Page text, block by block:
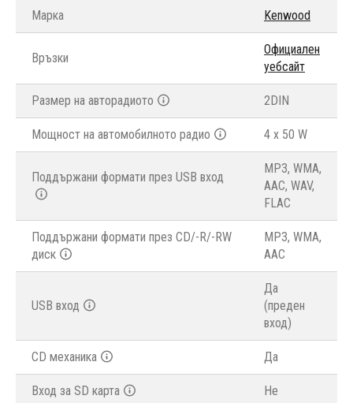
Марка Kenwood
Връзки
Официален
уебсайт
Размер на авторадиото 2DIN
Мощност на автомобилното радио 4 x 50 W
Поддържани формати през USB вход
MP3, WMA,
AAC, WAV,
FLAC
Поддържани формати през CD/-R/-RW
диск
MP3, WMA,
AAC
USB вход
Да
(преден
вход)
CD механика Да
Вход за SD карта Не